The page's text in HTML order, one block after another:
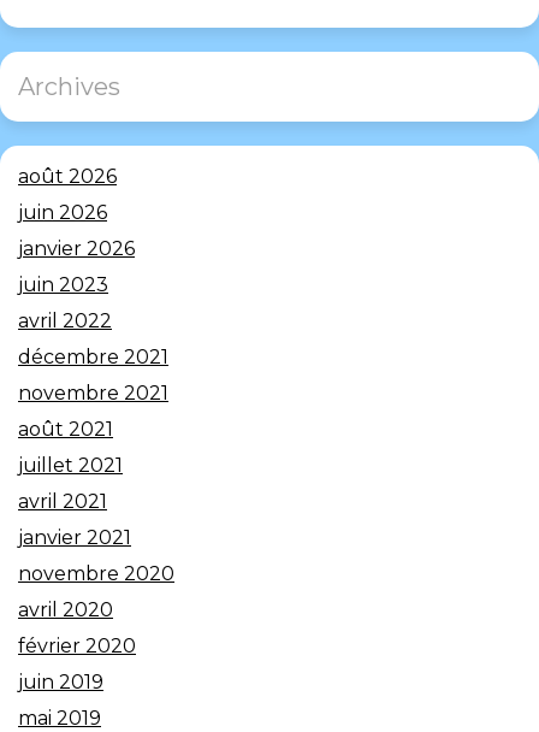
Archives
août 2026
juin 2026
janvier 2026
juin 2023
avril 2022
décembre 2021
novembre 2021
août 2021
juillet 2021
avril 2021
janvier 2021
novembre 2020
avril 2020
février 2020
juin 2019
mai 2019